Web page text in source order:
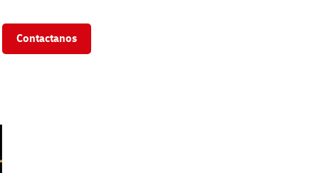
Contactanos